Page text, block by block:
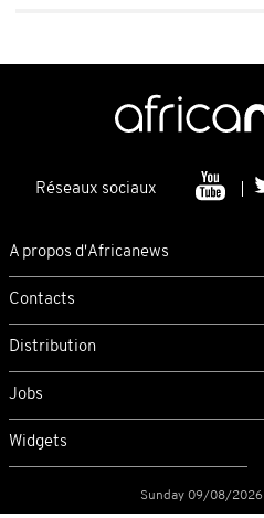
Réseaux sociaux
A propos d'Africanews
Contacts
Distribution
Jobs
Widgets
Sunday 09/08/2026